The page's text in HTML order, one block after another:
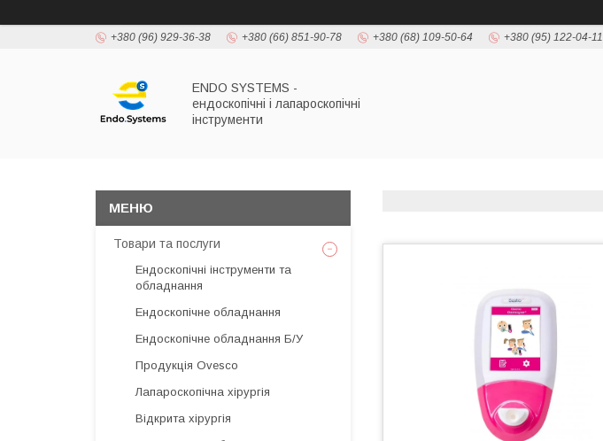
+380 (96) 929-36-38 +380 (66) 851-90-78 +380 (68) 109-50-64 +380 (95) 122-04-11
ENDO SYSTEMS -
ендоскопічні і лапароскопічні
інструменти
Товари та послуги
Ендоскопічні інструменти та
обладнання
Ендоскопічне обладнання
Ендоскопічне обладнання Б/У
Продукція Ovesco
Лапароскопічна хірургія
Відкрита хірургія